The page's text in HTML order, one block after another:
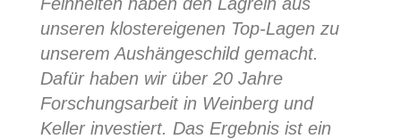
unseren klostereigenen Top-Lagen zu
unserem Aushängeschild gemacht.
Dafür haben wir über 20 Jahre
Forschungsarbeit in Weinberg und
Keller investiert. Das Ergebnis ist ein